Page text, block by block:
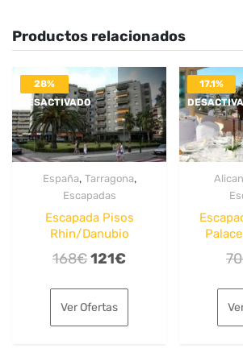
Productos relacionados
28%
DESACTIVADO
España, Tarragona,
Escapadas
Escapada Pisos
Rhin/Danubio
168€El
original
era:
121€El
es:
Ver Ofertas
17.1%
70